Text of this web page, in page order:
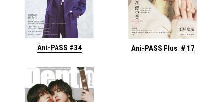
Ani-PASS #34 Ani-PASS Plus ＃17